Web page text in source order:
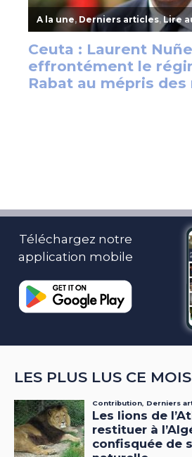
Téléchargez notre
application mobile
LES PLUS LUS CE MOIS